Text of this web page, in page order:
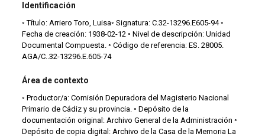
Identificación
◦ Título: Arriero Toro, Luisa◦ Signatura: C.32-13296.E605-94 ◦
Fecha de creación: 1938-02-12 ◦ Nivel de descripción: Unidad
Documental Compuesta. ◦ Código de referencia: ES. 28005.
AGA/C..32-13296.E.605-74
Área de contexto
◦ Productor/a: Comisión Depuradora del Magisterio Nacional
Primario de Cádiz y su provincia. ◦ Depósito de la
documentación original: Archivo General de la Administración ◦
Depósito de copia digital: Archivo de la Casa de la Memoria La